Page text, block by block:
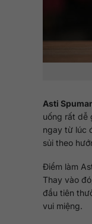
Asti
uống rất dễ
ngay từ lúc
sủi theo
Điểm làm
Thay vào
đầu tiên
vui miệng.